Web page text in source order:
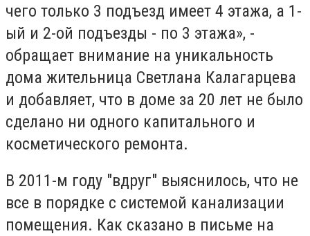
чего только 3 подъезд имеет 4 этажа, а 1-
ый и 2-ой подъезды - по 3 этажа», -
обращает внимание на уникальность
дома жительница Светлана Калагарцева
и добавляет, что в доме за 20 лет не было
сделано ни одного капитального и
косметического ремонта.
В 2011-м году "вдруг" выяснилось, что не
все в порядке с системой канализации
помещения. Как сказано в письме на